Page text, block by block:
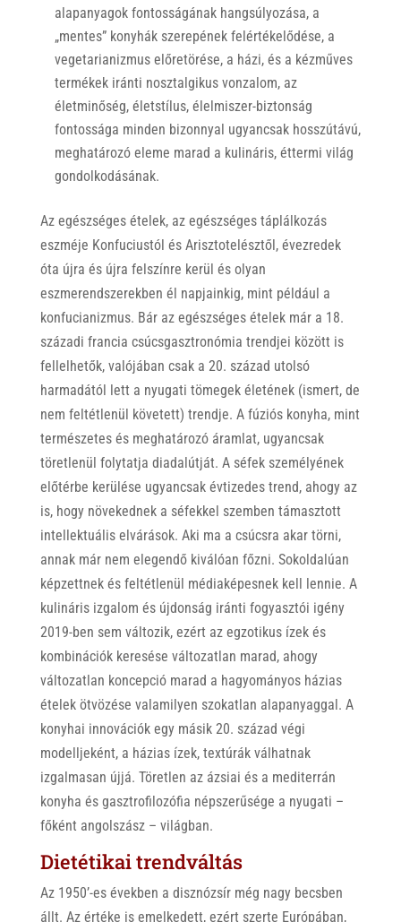
alapanyagok fontosságának hangsúlyozása, a
„mentes” konyhák szerepének felértékelődése, a
vegetarianizmus előretörése, a házi, és a kézműves
termékek iránti nosztalgikus vonzalom, az
életminőség, életstílus, élelmiszer-biztonság
fontossága minden bizonnyal ugyancsak hosszútávú,
meghatározó eleme marad a kulináris, éttermi világ
gondolkodásának.
Az egészséges ételek, az egészséges táplálkozás
eszméje Konfuciustól és Arisztotelésztől, évezredek
óta újra és újra felszínre kerül és olyan
eszmerendszerekben él napjainkig, mint például a
konfucianizmus. Bár az egészséges ételek már a 18.
századi francia csúcsgasztronómia trendjei között is
fellelhetők, valójában csak a 20. század utolsó
harmadától lett a nyugati tömegek életének (ismert, de
nem feltétlenül követett) trendje. A fúziós konyha, mint
természetes és meghatározó áramlat, ugyancsak
töretlenül folytatja diadalútját. A séfek személyének
előtérbe kerülése ugyancsak évtizedes trend, ahogy az
is, hogy növekednek a séfekkel szemben támasztott
intellektuális elvárások. Aki ma a csúcsra akar törni,
annak már nem elegendő kiválóan főzni. Sokoldalúan
képzettnek és feltétlenül médiaképesnek kell lennie. A
kulináris izgalom és újdonság iránti fogyasztói igény
2019-ben sem változik, ezért az egzotikus ízek és
kombinációk keresése változatlan marad, ahogy
változatlan koncepció marad a hagyományos házias
ételek ötvözése valamilyen szokatlan alapanyaggal. A
konyhai innovációk egy másik 20. század végi
modelljeként, a házias ízek, textúrák válhatnak
izgalmasan újjá. Töretlen az ázsiai és a mediterrán
konyha és gasztrofilozófia népszerűsége a nyugati –
főként angolszász – világban.
Dietétikai trendváltás
Az 1950’-es években a disznózsír még nagy becsben
állt. Az értéke is emelkedett, ezért szerte Európában,